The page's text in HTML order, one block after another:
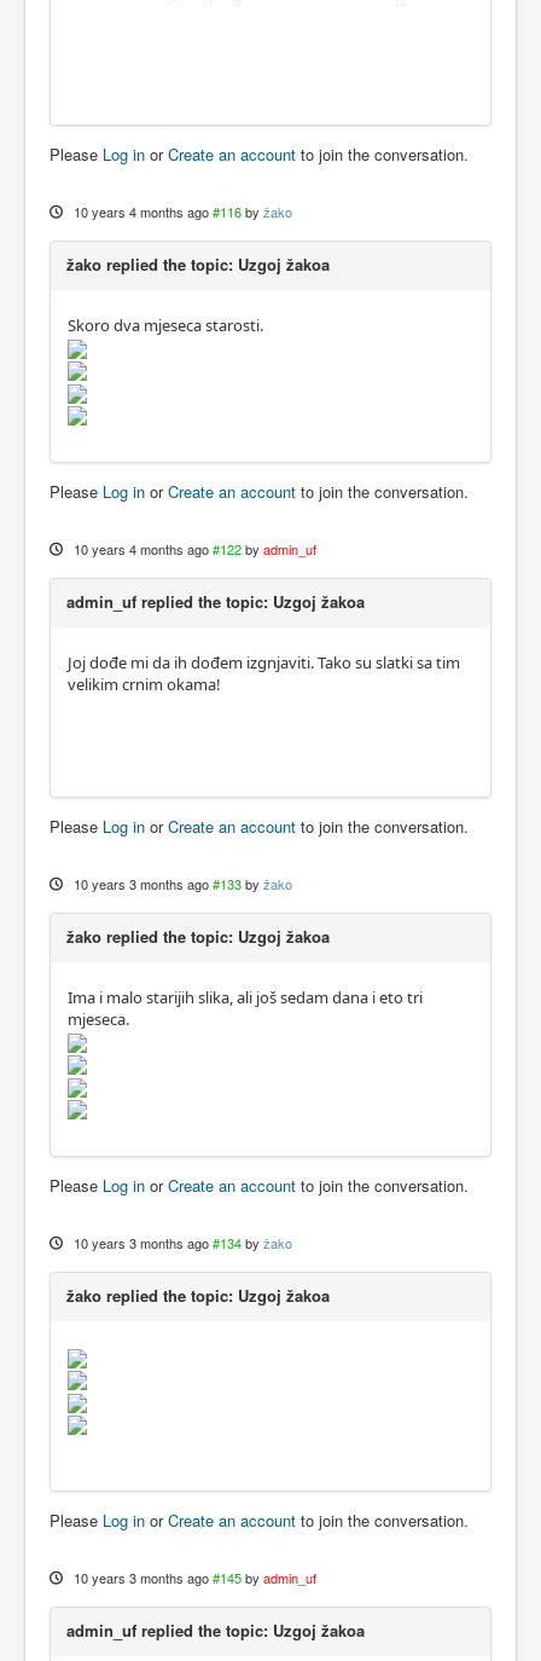
Please Log in orCreate an account to join the conversation.
10 years 4 months ago #116 by žako
žako replied the topic: Uzgoj žakoa
Skoro dva mjeseca starosti.
Please Log in orCreate an account to join the conversation.
10 years 4 months ago #122 by admin_uf
admin_uf replied the topic: Uzgoj žakoa
Joj dođe mi da ih dođem izgnjaviti. Tako su slatki sa tim
velikim crnim okama!
Please Log in orCreate an account to join the conversation.
10 years 3 months ago #133 by žako
žako replied the topic: Uzgoj žakoa
Ima i malo starijih slika, ali još sedam dana i eto tri
mjeseca.
Please Log in orCreate an account to join the conversation.
10 years 3 months ago #134 by žako
žako replied the topic: Uzgoj žakoa
Please Log in orCreate an account to join the conversation.
10 years 3 months ago #145 by admin_uf
admin_uf replied the topic: Uzgoj žakoa